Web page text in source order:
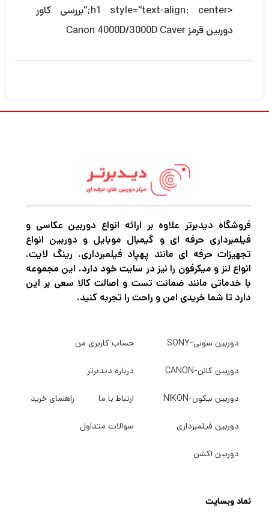
<h1 style="text-align: center;"بررسی کاور
دوربین قرمز Canon 4000D/3000D Caver
فروشگاه دیدبرتر علاوه بر ارائه انواع دوربین عکاسی و
فیلمبرداری حرفه ای و گیمبال موبایل و دوربین انواع
تجهیزات حرفه ای مانند پهپاد فیلمبرداری، رینگ لایت،
انواع لنز و میکرفون را نیز در سایت خود دارد. این مجموعه
با خدماتی مانند ضمانت تست و اصالت کالا سعی بر این
دارد تا شما خریدی امن و راحت را تجربه کنید.
دوربین سونی-SONY
دوربین کانن-CANON
دوربین نیکون-NIKON
دوربین فیلمبرداری
دوربین اکشن
حساب کاربری من
درباره دیدبرتر
ارتباط با ما راهنمای خرید
سوالات متداول
نماد وبسایت